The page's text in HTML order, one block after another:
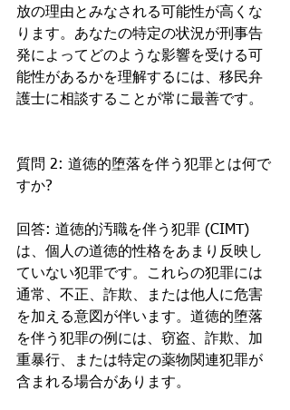
放の理由とみなされる可能性が高くな
ります。あなたの特定の状況が刑事告
発によってどのような影響を受ける可
能性があるかを理解するには、移民弁
護士に相談することが常に最善です。
質問 2: 道徳的堕落を伴う犯罪とは何で
すか?
回答: 道徳的汚職を伴う犯罪 (CIMT)
は、個人の道徳的性格をあまり反映し
ていない犯罪です。これらの犯罪には
通常、不正、詐欺、または他人に危害
を加える意図が伴います。道徳的堕落
を伴う犯罪の例には、窃盗、詐欺、加
重暴行、または特定の薬物関連犯罪が
含まれる場合があります。